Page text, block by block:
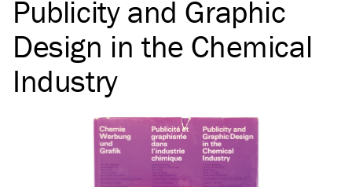
Publicity and Graphic
Design in the Chemical
Industry